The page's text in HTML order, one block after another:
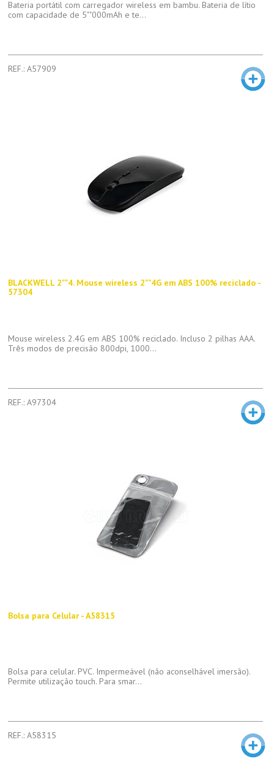
Bateria portátil com carregador wireless em bambu. Bateria de lítio
com capacidade de 5""000mAh e te...
REF.: A57909
BLACKWELL 2""4. Mouse wireless 2""4G em ABS 100% reciclado -
57304
Mouse wireless 2.4G em ABS 100% reciclado. Incluso 2 pilhas AAA.
Três modos de precisão 800dpi, 1000...
REF.: A97304
Bolsa para Celular - A58315
Bolsa para celular. PVC. Impermeável (não aconselhável imersão).
Permite utilização touch. Para smar...
REF.: A58315